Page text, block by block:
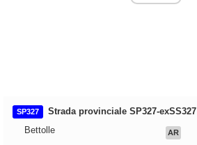
SP327
Strada provinciale SP327-exSS327
Bettolle
AR